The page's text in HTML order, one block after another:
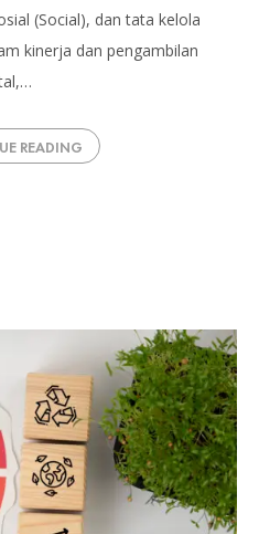
(Social), dan tata kelola
kinerja dan pengambilan
READING